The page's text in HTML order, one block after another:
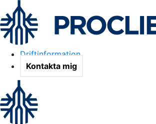
Driftinformation
Kontakta mig